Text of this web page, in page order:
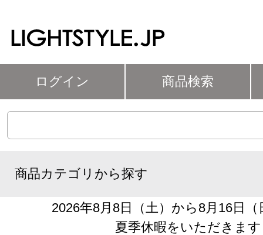
ログイン 商品検索
商品カテゴリから探す
2026年8月8日（土）から8月16日
夏季休暇をいただきます